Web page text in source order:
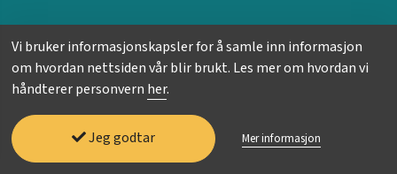
Vi bruker informasjonskapsler for å samle inn informasjon
om hvordan nettsiden vår blir brukt. Les mer om hvordan vi
håndterer personvern her.
Jeg godtar Mer informasjon